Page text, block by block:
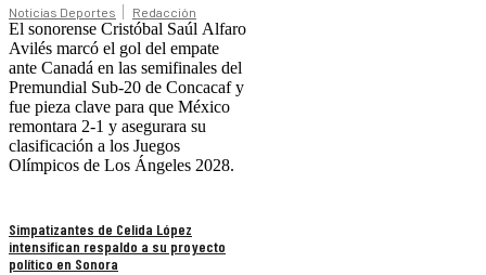
Noticias Deportes Redacción
El sonorense Cristóbal Saúl Alfaro
Avilés marcó el gol del empate
ante Canadá en las semifinales del
Premundial Sub-20 de Concacaf y
fue pieza clave para que México
remontara 2-1 y asegurara su
clasificación a los Juegos
Olímpicos de Los Ángeles 2028.
Simpatizantes de Celida López
intensifican respaldo a su proyecto
político en Sonora